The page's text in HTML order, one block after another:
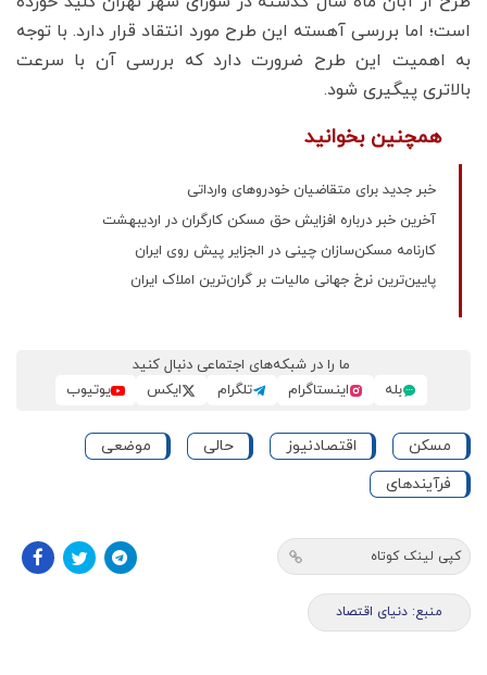
است؛ اما بررسی آهسته این طرح مورد انتقاد قرار دارد. با توجه
به اهمیت این طرح ضرورت دارد که بررسی آن با سرعت
بالاتری پیگیری شود.
همچنین بخوانید
خبر جدید برای متقاضیان خودروهای وارداتی
آخرین خبر درباره افزایش حق مسکن کارگران در اردیبهشت
کارنامه مسکن‌سازان چینی در الجزایر پیش روی ایران
پایین‌ترین نرخ جهانی مالیات بر گران‌ترین املاک ایران
ما را در شبکه‌های اجتماعی دنبال کنید
بله
اینستاگرام تلگرام ایکس یوتیوب
مسکن اقتصادنیوز حالی
موضعی
فرآیندهای
کپی لینک کوتاه
منبع: دنیای اقتصاد